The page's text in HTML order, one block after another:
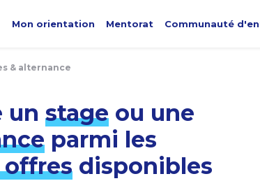
Mon orientation Mentorat Communauté
& alternance
un stage ou une
parmi les
offres disponibles